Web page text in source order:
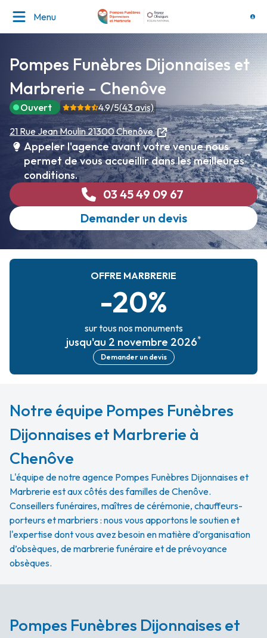
Menu
Pompes Funèbres Dijonnaises et
Marbrerie - Chenôve
Ouvert 4.9/5(43avis)
21 Rue Jean Moulin21300 Chenôve
03 45 49 09 67
Demander un devis
Appeler l'agence avant votre venue nous
permet de vous accueillir dans les meilleures
conditions.
OFFRE MARBRERIE
-20%
sur tous nos monuments
jusqu'au 2 novembre 2026*
Demander un devis
Notre équipe Pompes Funèbres
Dijonnaises et Marbrerie à
Chenôve
L'équipe de notre agence Pompes Funèbres Dijonnaises et
Marbrerie est aux côtés des familles de Chenôve.
Conseillers funéraires, maîtres de cérémonie, chauffeurs-
porteurs et marbriers : nous vous apportons le soutien et
l'expertise dont vous avez besoin en matière d’organisation
d’obsèques, de marbrerie funéraire et de prévoyance
obsèques.
Pompes Funèbres Dijonnaises et